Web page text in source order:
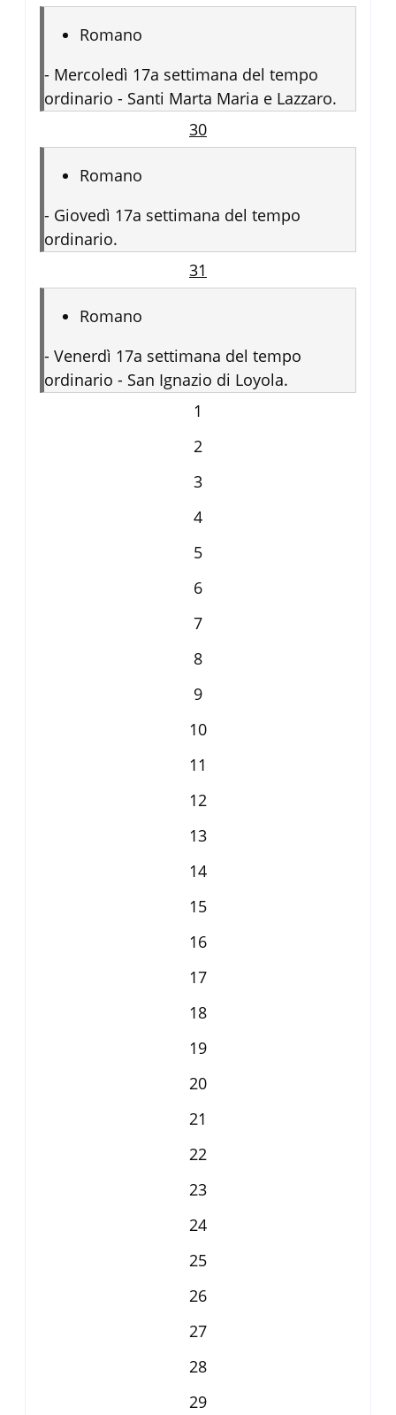
Romano
- Mercoledì 17a settimana del tempo
ordinario - Santi Marta Maria e Lazzaro.
30
Romano
- Giovedì 17a settimana del tempo
ordinario.
31
Romano
- Venerdì 17a settimana del tempo
ordinario - San Ignazio di Loyola.
1
2
3
4
5
6
7
8
9
10
11
12
13
14
15
16
17
18
19
20
21
22
23
24
25
26
27
28
29